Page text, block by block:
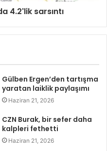
4.2'lik sarsıntı
Gülben Ergen’den tartışma
yaratan laiklik paylaşımı
Haziran 21, 2026
CZN Burak, bir sefer daha
kalpleri fethetti
Haziran 21, 2026